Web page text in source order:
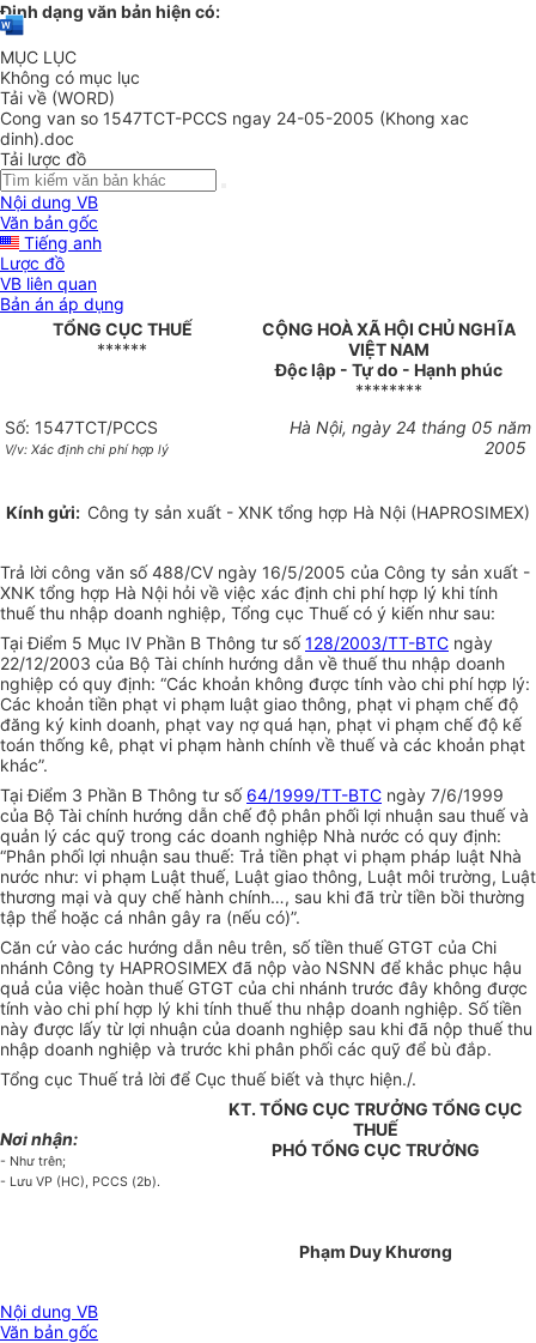
Định dạng văn bản hiện có:
MỤC LỤC
Không có mục lục
Tải về (WORD)
Cong van so 1547TCT-PCCS ngay 24-05-2005 (Khong xac
dinh).doc
Tải lược đồ
Nội dung VB
Văn bản gốc
Tiếng anh
Lược đồ
VB liên quan
Bản án áp dụng
TỔNG CỤC THUẾ
******
CỘNG HOÀ XÃ HỘI CHỦ NGHĨA
VIỆT NAM
Độc lập - Tự do - Hạnh phúc
********
Số: 1547TCT/PCCS
V/v: Xác định chi phí hợp lý
Hà Nội, ngày 24 tháng 05 năm
2005
Kính gửi: Công ty sản xuất - XNK tổng hợp Hà Nội (HAPROSIMEX)
Trả lời công văn số 488/CV ngày 16/5/2005 của Công ty sản xuất -
XNK tổng hợp Hà Nội hỏi về việc xác định chi phí hợp lý khi tính
thuế thu nhập doanh nghiệp, Tổng cục Thuế có ý kiến như sau:
Tại Điểm 5 Mục IV Phần B Thông tư số128/2003/TT-BTC ngày
22/12/2003 của Bộ Tài chính hướng dẫn về thuế thu nhập doanh
nghiệp có quy định: “Các khoản không được tính vào chi phí hợp lý:
Các khoản tiền phạt vi phạm luật giao thông, phạt vi phạm chế độ
đăng ký kinh doanh, phạt vay nợ quá hạn, phạt vi phạm chế độ kế
toán thống kê, phạt vi phạm hành chính về thuế và các khoản phạt
khác”.
Tại Điểm 3 Phần B Thông tư số 64/1999/TT-BTC ngày 7/6/1999
của Bộ Tài chính hướng dẫn chế độ phân phối lợi nhuận sau thuế và
quản lý các quỹ trong các doanh nghiệp Nhà nước có quy định:
“Phân phối lợi nhuận sau thuế: Trả tiền phạt vi phạm pháp luật Nhà
nước như: vi phạm Luật thuế, Luật giao thông, Luật môi trường, Luật
thương mại và quy chế hành chính…, sau khi đã trừ tiền bồi thường
tập thể hoặc cá nhân gây ra (nếu có)”.
Căn cứ vào các hướng dẫn nêu trên, số tiền thuế GTGT của Chi
nhánh Công ty HAPROSIMEX đã nộp vào NSNN để khắc phục hậu
quả của việc hoàn thuế GTGT của chi nhánh trước đây không được
tính vào chi phí hợp lý khi tính thuế thu nhập doanh nghiệp. Số tiền
này được lấy từ lợi nhuận của doanh nghiệp sau khi đã nộp thuế thu
nhập doanh nghiệp và trước khi phân phối các quỹ để bù đắp.
Tổng cục Thuế trả lời để Cục thuế biết và thực hiện./.
Nơi nhận:
- Như trên;
- Lưu VP (HC), PCCS (2b).
KT. TỔNG CỤC TRƯỞNG TỔNG CỤC
THUẾ
PHÓ TỔNG CỤC TRƯỞNG
Phạm Duy Khương
Nội dung VB
Văn bản gốc